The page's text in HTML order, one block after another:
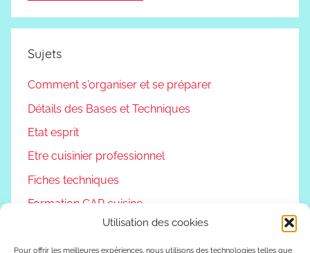
Utilisation des cookies
Pour offrir les meilleures expériences, nous utilisons des technologies telles que
Sujets
Comment s'organiser et se préparer
Détails des Bases et Techniques
Etat esprit
Etre cuisinier professionnel
Fiches techniques
Formation CAP cuisine